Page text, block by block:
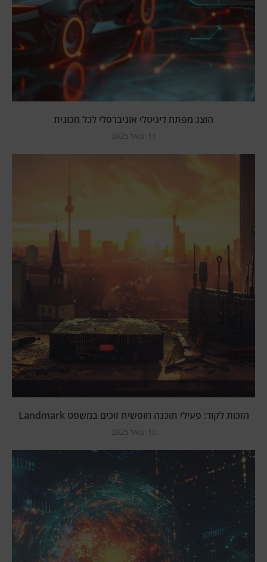
הוצג מפתח דיגיטלי אוניברסלי לכל מכונית
11 ינואר 2025
הזכות לקוד: פעילי תוכנה חופשית זוכים במשפט Landmark
10 ינואר 2025